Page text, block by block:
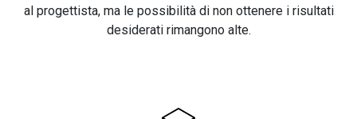
al progettista, ma le possibilità di non ottenere i risultati
desiderati rimangono alte.